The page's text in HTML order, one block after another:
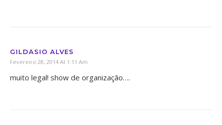
GILDASIO ALVES
Fevereiro 28, 2014 At 1:11 Am
muito legal! show de organização….